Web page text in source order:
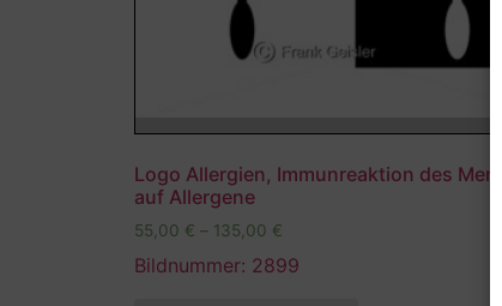
Logo Allergien, Immunreaktion des
auf Allergene
55,00 € – 135,00 €
Bildnummer: 2899